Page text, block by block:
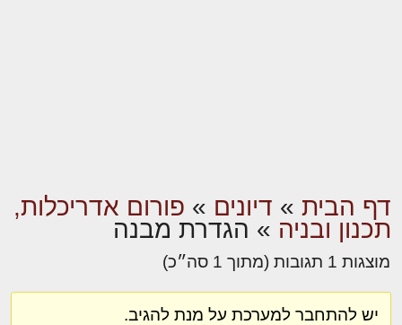
דף הבית » דיונים » פורום אדריכלות,
תכנון ובניה » הגדרת מבנה
מוצגות 1 תגובות (מתוך 1 סה״כ)
יש להתחבר למערכת על מנת להגיב.